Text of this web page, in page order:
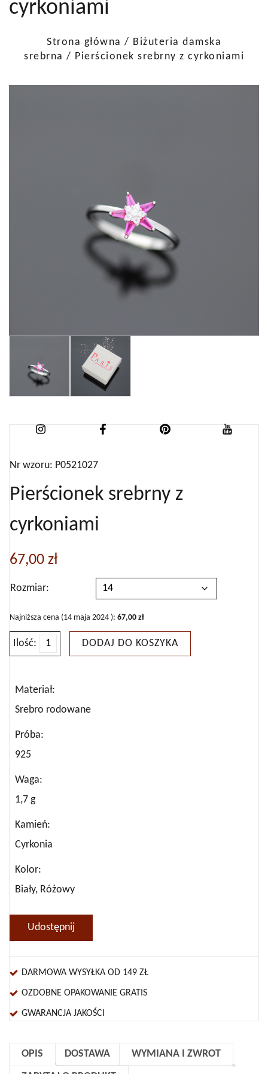
cyrkoniami
Strona główna / Biżuteria damska
srebrna / Pierścionek srebrny z cyrkoniami
Nr wzoru: P0521027
Pierścionek srebrny z
cyrkoniami
67,00 zł
Rozmiar
Najniższa cena (14 maja 2024 ): 67,00 zł
Ilość:
ilość
DODAJ DO KOSZYKA
Materiał
Srebro rodowane
Próba
925
Waga
1,7 g
Kamień
Cyrkonia
Kolor
Biały, Różowy
Udostępnij
DARMOWA WYSYŁKA OD 149 ZŁ
OZDOBNE OPAKOWANIE GRATIS
GWARANCJA JAKOŚCI
OPIS DOSTAWA
WYMIANA I ZWROT